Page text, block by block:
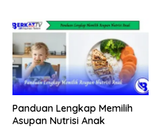
Panduan Lengkap Memilih
Asupan Nutrisi Anak